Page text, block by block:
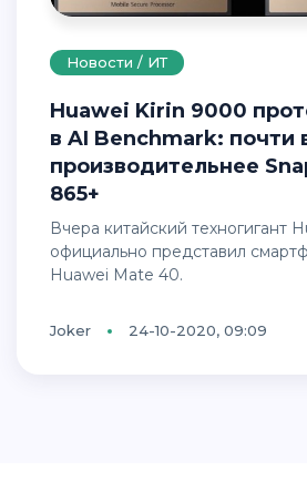
Новости / ИТ
Huawei Kirin 9000 протестировали
в AI Benchmark: почти
производительнее
865+
Вчера китайский техногигант Huawei
официально представил
Huawei Mate 40.
Joker 24-10-2020, 09:09